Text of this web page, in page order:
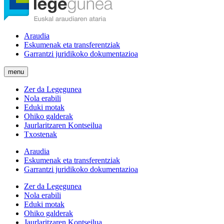
Araudia
Eskumenak eta transferentziak
Garrantzi juridikoko dokumentazioa
menu
Zer da Legegunea
Nola erabili
Eduki motak
Ohiko galderak
Jaurlaritzaren Kontseilua
Txostenak
Araudia
Eskumenak eta transferentziak
Garrantzi juridikoko dokumentazioa
Zer da Legegunea
Nola erabili
Eduki motak
Ohiko galderak
Jaurlaritzaren Kontseilua